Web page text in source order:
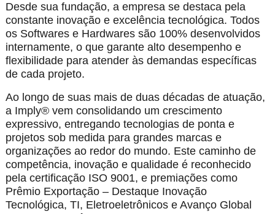
Desde sua fundação, a empresa se destaca pela
constante inovação e excelência tecnológica. Todos
os Softwares e Hardwares são 100% desenvolvidos
internamente, o que garante alto desempenho e
flexibilidade para atender às demandas específicas
de cada projeto.
Ao longo de suas mais de duas décadas de atuação,
a Imply® vem consolidando um crescimento
expressivo, entregando tecnologias de ponta e
projetos sob medida para grandes marcas e
organizações ao redor do mundo. Este caminho de
competência, inovação e qualidade é reconhecido
pela certificação ISO 9001, e premiações como
Prêmio Exportação – Destaque Inovação
Tecnológica, TI, Eletroeletrônicos e Avanço Global